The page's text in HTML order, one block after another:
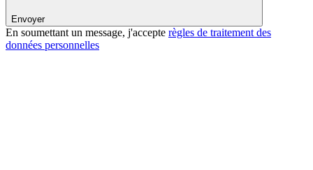
Envoyer
En soumettant un message, j'accepte règles de traitement des
données personnelles